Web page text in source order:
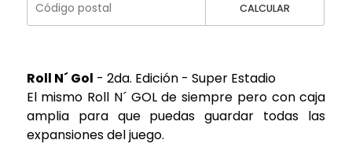
CALCULAR
Roll N´ Gol - 2da. Edición - Super Estadio
El mismo Roll N´ GOL de siempre pero con caja
amplia para que puedas guardar todas las
expansiones del juego.